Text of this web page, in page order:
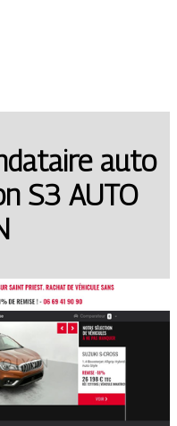
auto
S3 AUTO